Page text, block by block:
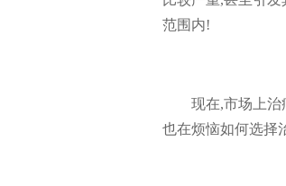
范围内!
现在,市场上
也在烦恼如何选择